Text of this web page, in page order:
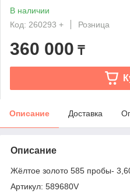
В наличии
Код: 260293 +
Розница
360 000 ₸
Описание Доставка
Описание
Жёлтое золото 585 пробы-
Артикул: 589680V